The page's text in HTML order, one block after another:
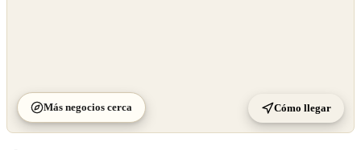
Más negocios cerca Cómo llegar